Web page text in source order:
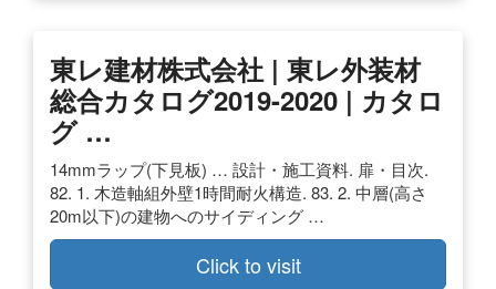
東レ建材株式会社 | 東レ外装材
総合カタログ2019-2020 | カタロ
グ …
14mmラップ(下見板) … 設計・施工資料. 扉・目次.
82. 1. 木造軸組外壁1時間耐火構造. 83. 2. 中層(高さ
20m以下)の建物へのサイディング …
Click to visit